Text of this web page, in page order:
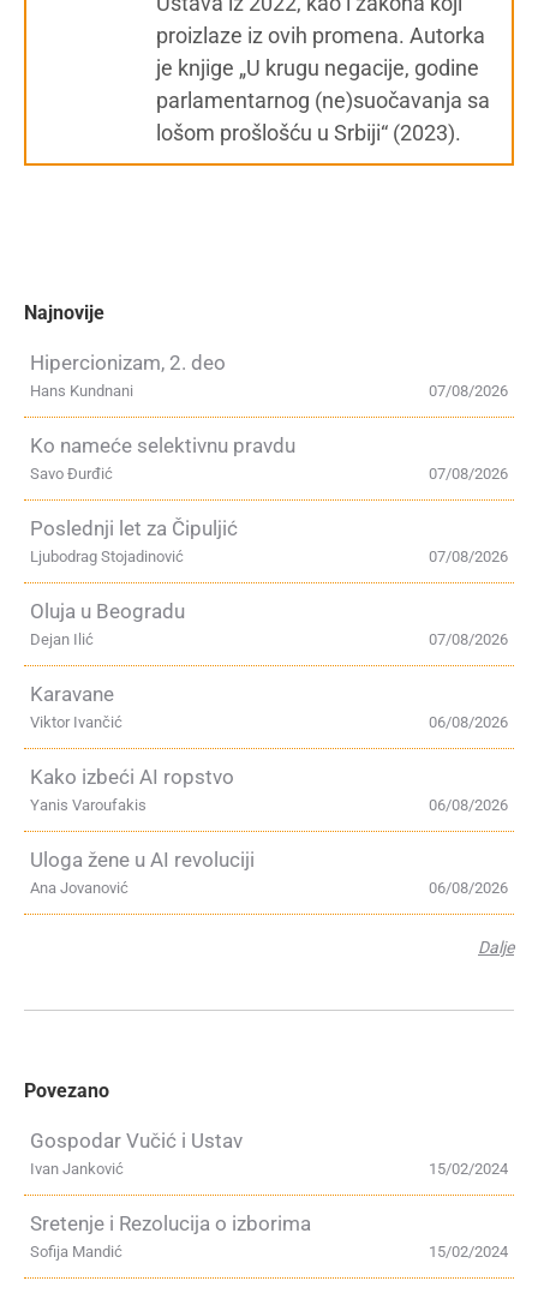
proizlaze iz ovih promena. Autorka
je knjige „U krugu negacije, godine
parlamentarnog (ne)suočavanja sa
lošom prošlošću u Srbiji“ (2023).
Najnovije
Hipercionizam, 2. deo
07/08/2026
Hans Kundnani
Ko nameće selektivnu pravdu
07/08/2026
Savo Đurđić
Poslednji let za Čipuljić
07/08/2026
Ljubodrag Stojadinović
Oluja u Beogradu
07/08/2026
Dejan Ilić
Karavane
06/08/2026
Viktor Ivančić
Kako izbeći AI ropstvo
06/08/2026
Yanis Varoufakis
Uloga žene u AI revoluciji
06/08/2026
Ana Jovanović
Dalje
Povezano
Gospodar Vučić i Ustav
15/02/2024
Ivan Janković
Sretenje i Rezolucija o izborima
15/02/2024
Sofija Mandić